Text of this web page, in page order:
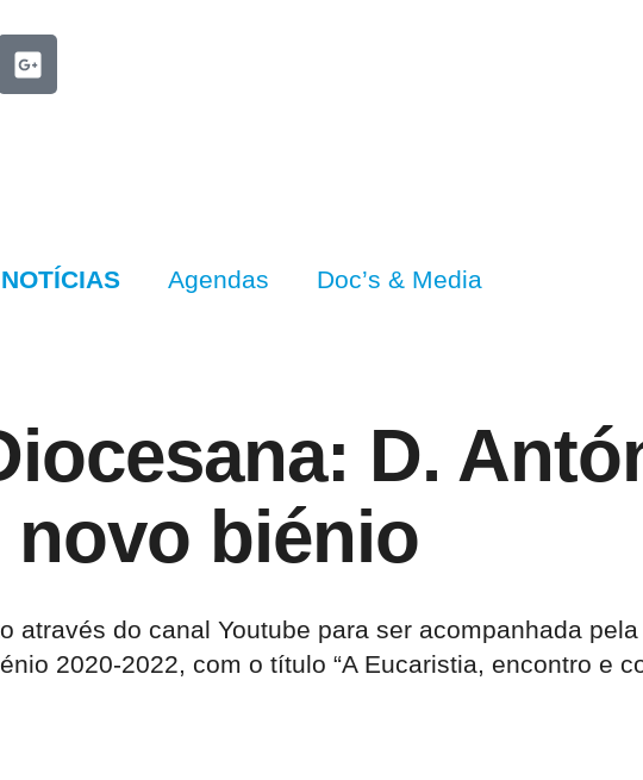
NOTÍCIAS Agendas Doc’s & Media
D.
novo biénio
através do canal Youtube para ser acompanhada
2020-2022, com o título “A Eucaristia, encontro e